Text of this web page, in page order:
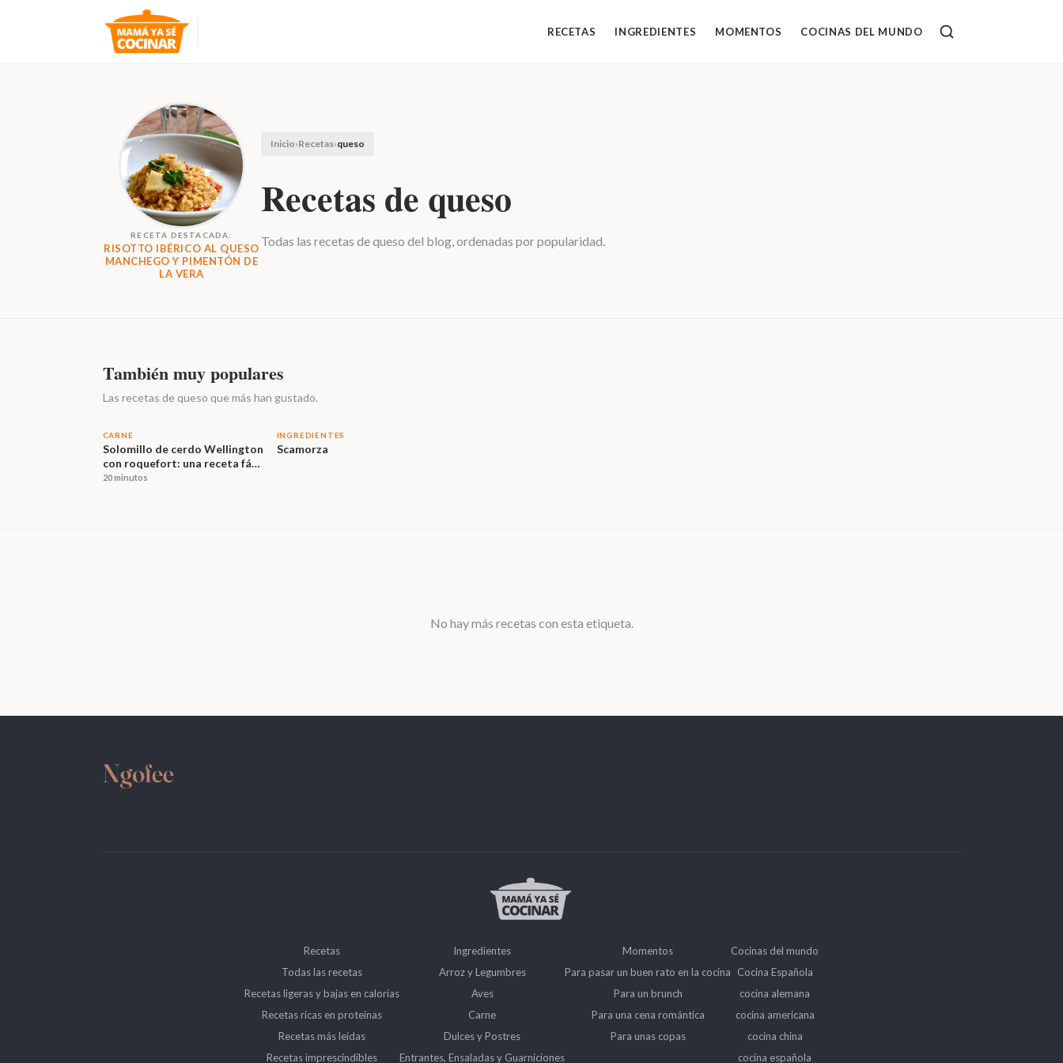
RECETAS INGREDIENTES MOMENTOS COCINAS DEL MUNDO
RECETA DESTACADA:
RISOTTO IBÉRICO AL QUESO
MANCHEGO Y PIMENTÓN DE
LA VERA
Inicio›Recetas›queso
Recetas de queso
Todas las recetas de queso del blog, ordenadas por popularidad.
También muy populares
Las recetas de queso que más han gustado.
CARNE
Solomillo de cerdo Wellington
con roquefort: una receta fácil
que parece mucho más de lo
20 minutos
INGREDIENTES
Scamorza
No hay más recetas con esta etiqueta.
Recetas
Todas las recetas
Recetas ligeras y bajas en calorías
Recetas ricas en proteínas
Recetas más leidas
Recetas imprescindibles
Ingredientes
Arroz y Legumbres
Aves
Carne
Dulces y Postres
Entrantes, Ensaladas y Guarniciones
Momentos
Para pasar un buen rato en la cocina
Para un brunch
Para una cena romántica
Para unas copas
Cocinas del mundo
Cocina Española
cocina alemana
cocina americana
cocina china
cocina española